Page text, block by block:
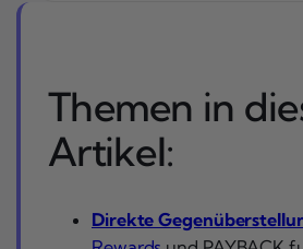
Themen in
Artikel:
Direkte